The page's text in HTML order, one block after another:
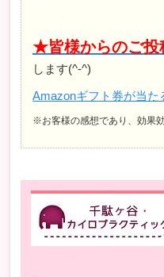
★皆様からのご投
します(^-^)
Amazonギフト券が当た
※お客様の感想であり、効果